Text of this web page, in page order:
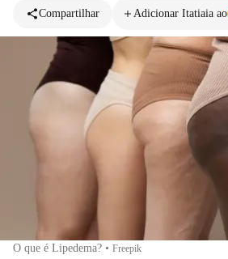
Compartilhar
Adicionar Itatiaia ao
O que é Lipedema? • Freepik